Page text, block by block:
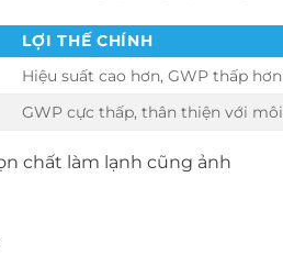
LỢI THẾ CHÍNH
Hiệu suất cao hơn, GWP thấp hơn
GWP cực thấp, thân thiện với
chất làm lạnh cũng ảnh